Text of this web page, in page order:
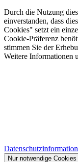
Durch die Nutzung
einverstanden, dass
Cookies" setzt ein
Cookie-Präferenz
stimmen Sie der
Weitere Informationen
Nur notwendige Cookies